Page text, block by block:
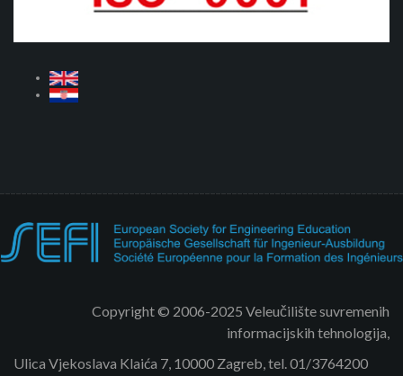
Copyright © 2006-2025 Veleučilište suvremenih
informacijskih tehnologija,
Ulica Vjekoslava Klaića 7, 10000 Zagreb, tel. 01/3764200